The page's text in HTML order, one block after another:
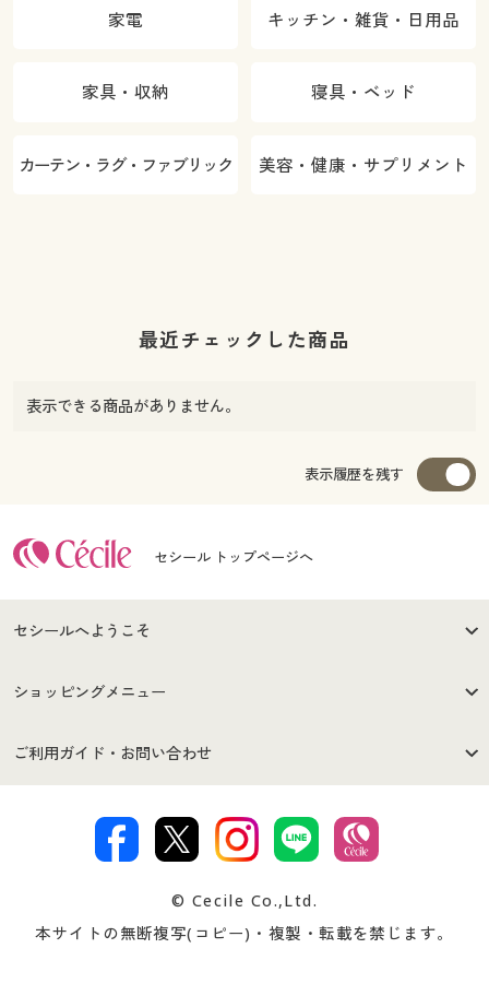
家電 キッチン・雑貨・日用品
家具・収納 寝具・ベッド
カーテン・ラグ・ファブリック 美容・健康・サプリメント
最近チェックした商品
表示できる商品がありません。
表示履歴を残す
セシール トップページへ
セシールへようこそ
はじめての方へ
セシールご利用規約
著作権・商標について 会社案内
ショッピングメニュー
商品カテゴリ
プレゼント＆キャンペーン サイトマップ
ご利用ガイド・お問い合わせ
交換・返品は お支払は
ついて
忘れの場合
© Cecile Co.,Ltd.
本サイトの無断複写(コピー)・複製・転載を禁じます。